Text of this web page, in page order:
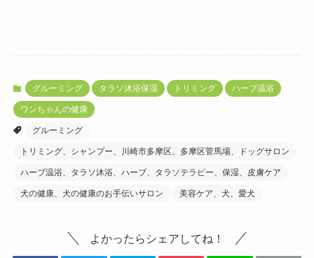
グルーミング タラソ沐浴保湿 トリミング ハーブ温浴
ワンちゃんの健康
グルーミング
トリミング、シャンプー、川崎市多摩区、多摩区菅馬場、ドッグサロン
ハーブ温浴、タラソ沐浴、ハーブ、タラソテラピー、保湿、皮膚ケア
犬の健康、犬の健康のお手伝いサロン 美容ケア、犬、愛犬
よかったらシェアしてね！